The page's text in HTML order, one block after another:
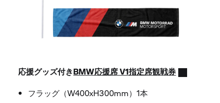
応援グッズ付きBMW応援席 V1指定席観戦券
フラッグ（W400xH300mm）1本